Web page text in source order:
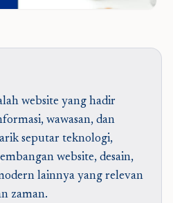
website yang hadir
wawasan, dan
seputar teknologi,
website, desain,
lainnya yang relevan
zaman.